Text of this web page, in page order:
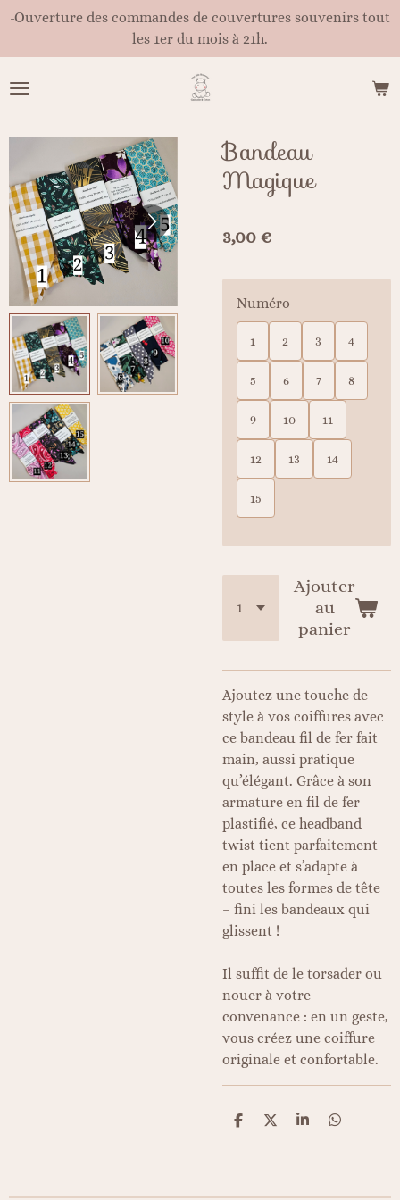
Passer
contenu
principal
-Ouverture des commandes de couvertures souvenirs tout
les 1er du mois à 21h.
Bandeau
Magique
3,00 €
Numéro
1 2 3 4
5 6 7 8
9 10 11
12 13 14
15
Ajouter
au
panier
Ajoutez une touche de
style à vos coiffures avec
ce bandeau fil de fer fait
main, aussi pratique
qu’élégant. Grâce à son
armature en fil de fer
plastifié, ce headband
twist tient parfaitement
en place et s’adapte à
toutes les formes de tête
– fini les bandeaux qui
glissent !
Il suffit de le torsader ou
nouer à votre
convenance : en un geste,
vous créez une coiffure
originale et confortable.
P
g
P
g
P
g
P
g